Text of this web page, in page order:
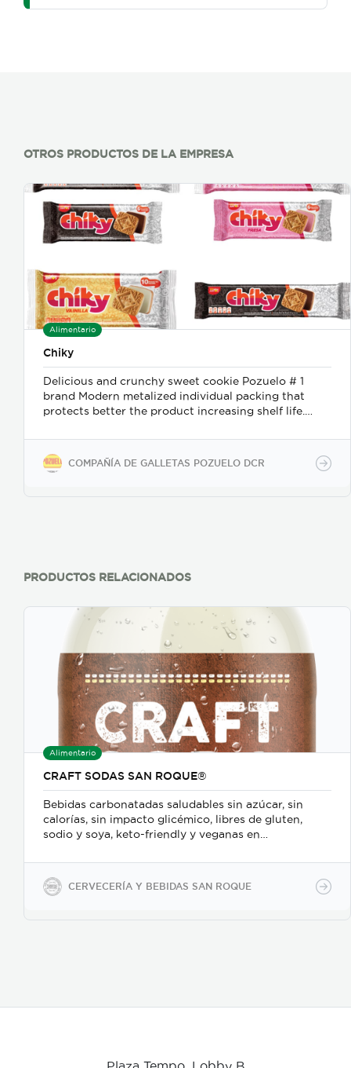
OTROS PRODUCTOS DE LA EMPRESA
Alimentario
Chiky
Delicious and crunchy sweet cookie Pozuelo # 1
brand Modern metalized individual packing that
protects better the product increasing shelf life.
Variety of flavors Broad portfolio 0% Trans Fat 0%
Cholesterol
COMPAÑÍA DE GALLETAS POZUELO DCR
PRODUCTOS RELACIONADOS
Alimentario
CRAFT SODAS SAN ROQUE®
Bebidas carbonatadas saludables sin azúcar, sin
calorías, sin impacto glicémico, libres de gluten,
sodio y soya, keto-friendly y veganas en
en PET.
CERVECERÍA Y BEBIDAS SAN ROQUE